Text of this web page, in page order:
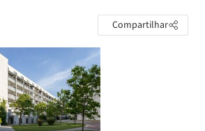
Compartilhar